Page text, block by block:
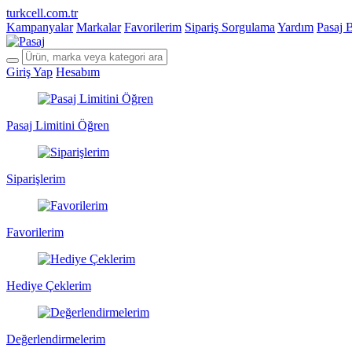
turkcell.com.tr
Kampanyalar Markalar Favorilerim Sipariş Sorgulama Yardım Pasaj
Giriş Yap Hesabım
Pasaj Limitini Öğren
Siparişlerim
Favorilerim
Hediye Çeklerim
Değerlendirmelerim